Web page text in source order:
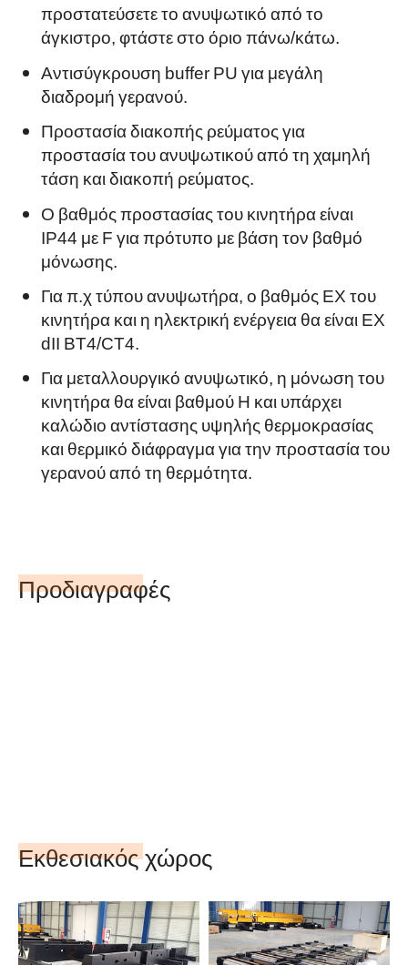
προστατεύσετε το ανυψωτικό από το
άγκιστρο, φτάστε στο όριο πάνω/κάτω.
Αντισύγκρουση buffer PU για μεγάλη
διαδρομή γερανού.
Προστασία διακοπής ρεύματος για
προστασία του ανυψωτικού από τη χαμηλή
τάση και διακοπή ρεύματος.
Ο βαθμός προστασίας του κινητήρα είναι
IP44 με F για πρότυπο με βάση τον βαθμό
μόνωσης.
Για π.χτύπου ανυψωτήρα, ο βαθμός EX του
κινητήρα και η ηλεκτρική ενέργεια θα είναι EX
dII BT4/CT4.
Για μεταλλουργικό ανυψωτικό, η μόνωση του
κινητήρα θα είναι βαθμού Η και υπάρχει
καλώδιο αντίστασης υψηλής θερμοκρασίας
και θερμικό διάφραγμα για την προστασία του
γερανού από τη θερμότητα.
Προδιαγραφές
Εκθεσιακός χώρος